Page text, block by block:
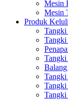
Mesin
Mesin
Produk
Tangki
Tangki
Tangki
Tangki